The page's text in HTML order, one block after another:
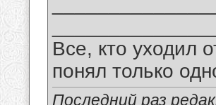
Все, кто уходил
понял только
Последний раз